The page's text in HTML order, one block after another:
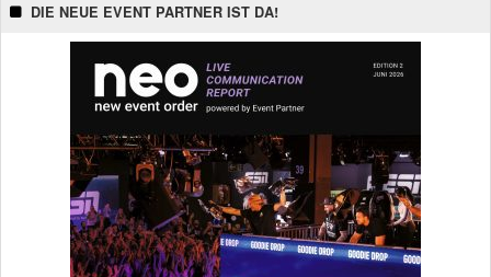
DIE NEUE EVENT PARTNER IST DA!